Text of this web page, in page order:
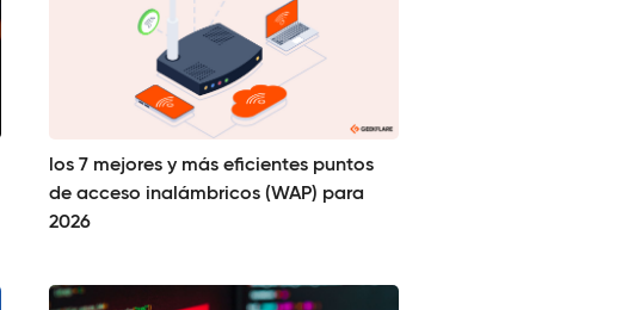
los 7 mejores y más eficientes puntos
de acceso inalámbricos (WAP) para
2026